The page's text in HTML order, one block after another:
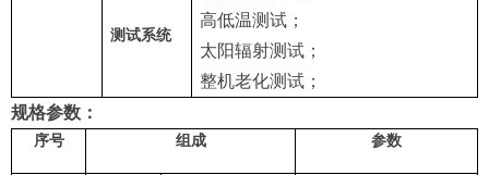
测试系统
高低温测试；
太阳辐射测试；
整机老化测试；
规格参数：
序号 组成 参数